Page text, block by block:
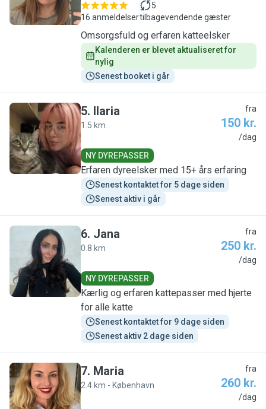
16 anmeldelser
5
tilbagevendende gæster
Omsorgsfuld og erfaren katteelsker
Kalenderen er blevet aktualiseret for
nylig
Senest booket i går
I
5. Ilaria
1.5 km
fra
150 kr.
/dag
NY DYREPASSER
Erfaren dyreelsker med 15+ års erfaring
Senest kontaktet for 5 dage siden
Senest aktiv i går
J
6. Jana
0.8 km
fra
250 kr.
/dag
NY DYREPASSER
Kærlig og erfaren kattepasser med hjerte
for alle katte
Senest kontaktet for 9 dage siden
Senest aktiv 2 dage siden
M
7. Maria
2.4 km - København
fra
260 kr.
/dag